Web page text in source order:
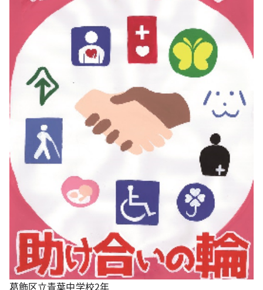
葛飾区立青葉中学校2年